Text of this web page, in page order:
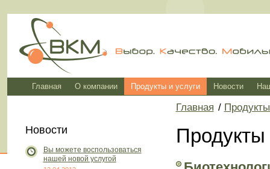
Главная О компании Продукты и услуги Новости
Новости
Вы можете воспользоваться
нашей новой услугой
Главная /
Продукты